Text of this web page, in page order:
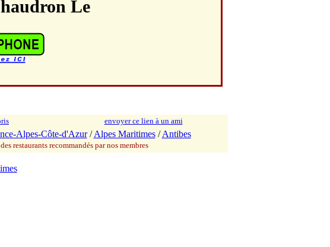
Le
envoyer ce lien à un ami
Alpes-Côte-d'Azur/Alpes Maritimes/Antibes
restaurants recommandés par nos membres